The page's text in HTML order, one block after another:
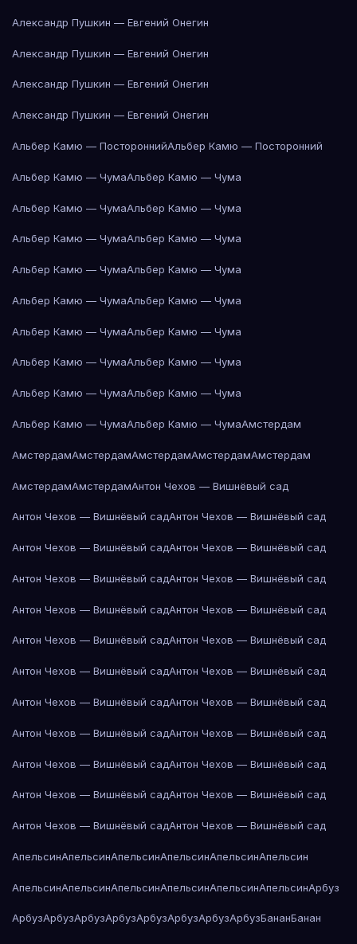
Александр Пушкин — Евгений Онегин
Александр Пушкин — Евгений Онегин
Александр Пушкин — Евгений Онегин
Александр Пушкин — Евгений Онегин
Альбер Камю — ПостороннийАльбер Камю — Посторонний
Альбер Камю — ЧумаАльбер Камю — Чума
Альбер Камю — ЧумаАльбер Камю — Чума
Альбер Камю — ЧумаАльбер Камю — Чума
Альбер Камю — ЧумаАльбер Камю — Чума
Альбер Камю — ЧумаАльбер Камю — Чума
Альбер Камю — ЧумаАльбер Камю — Чума
Альбер Камю — ЧумаАльбер Камю — Чума
Альбер Камю — ЧумаАльбер Камю — Чума
Альбер Камю — ЧумаАльбер Камю — ЧумаАмстердам
АмстердамАмстердамАмстердамАмстердамАмстердам
АмстердамАмстердамАнтон Чехов — Вишнёвый сад
Антон Чехов — Вишнёвый садАнтон Чехов — Вишнёвый сад
Антон Чехов — Вишнёвый садАнтон Чехов — Вишнёвый сад
Антон Чехов — Вишнёвый садАнтон Чехов — Вишнёвый сад
Антон Чехов — Вишнёвый садАнтон Чехов — Вишнёвый сад
Антон Чехов — Вишнёвый садАнтон Чехов — Вишнёвый сад
Антон Чехов — Вишнёвый садАнтон Чехов — Вишнёвый сад
Антон Чехов — Вишнёвый садАнтон Чехов — Вишнёвый сад
Антон Чехов — Вишнёвый садАнтон Чехов — Вишнёвый сад
Антон Чехов — Вишнёвый садАнтон Чехов — Вишнёвый сад
Антон Чехов — Вишнёвый садАнтон Чехов — Вишнёвый сад
Антон Чехов — Вишнёвый садАнтон Чехов — Вишнёвый сад
АпельсинАпельсинАпельсинАпельсинАпельсинАпельсин
АпельсинАпельсинАпельсинАпельсинАпельсинАпельсинАрбуз
АрбузАрбузАрбузАрбузАрбузАрбузАрбузАрбузБананБанан